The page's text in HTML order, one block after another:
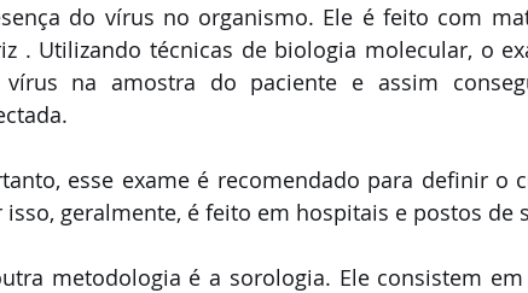
do vírus no organismo. Ele é feito com
. Utilizando técnicas de biologia molecular, o
na amostra do paciente e assim
esse exame é recomendado para definir o
isso, geralmente, é feito em hospitais e postos de
metodologia é a sorologia. Ele consistem